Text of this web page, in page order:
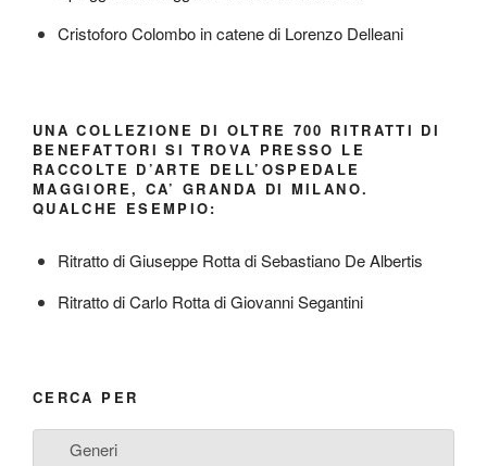
Cristoforo Colombo in catene di Lorenzo Delleani
UNA COLLEZIONE DI OLTRE 700 RITRATTI DI
BENEFATTORI SI TROVA PRESSO LE
RACCOLTE D’ARTE DELL’OSPEDALE
MAGGIORE, CA’ GRANDA DI MILANO.
QUALCHE ESEMPIO:
Ritratto di Giuseppe Rotta di Sebastiano De Albertis
Ritratto di Carlo Rotta di Giovanni Segantini
CERCA PER
Generi